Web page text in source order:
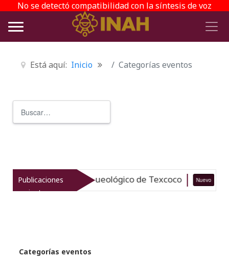
No se detectó compatibilidad con la síntesis de voz
Está aquí: Inicio Categorías eventos
Publicaciones
recientes
el patrimonio arqueológico de Texcoco Nuevo
Categorías eventos